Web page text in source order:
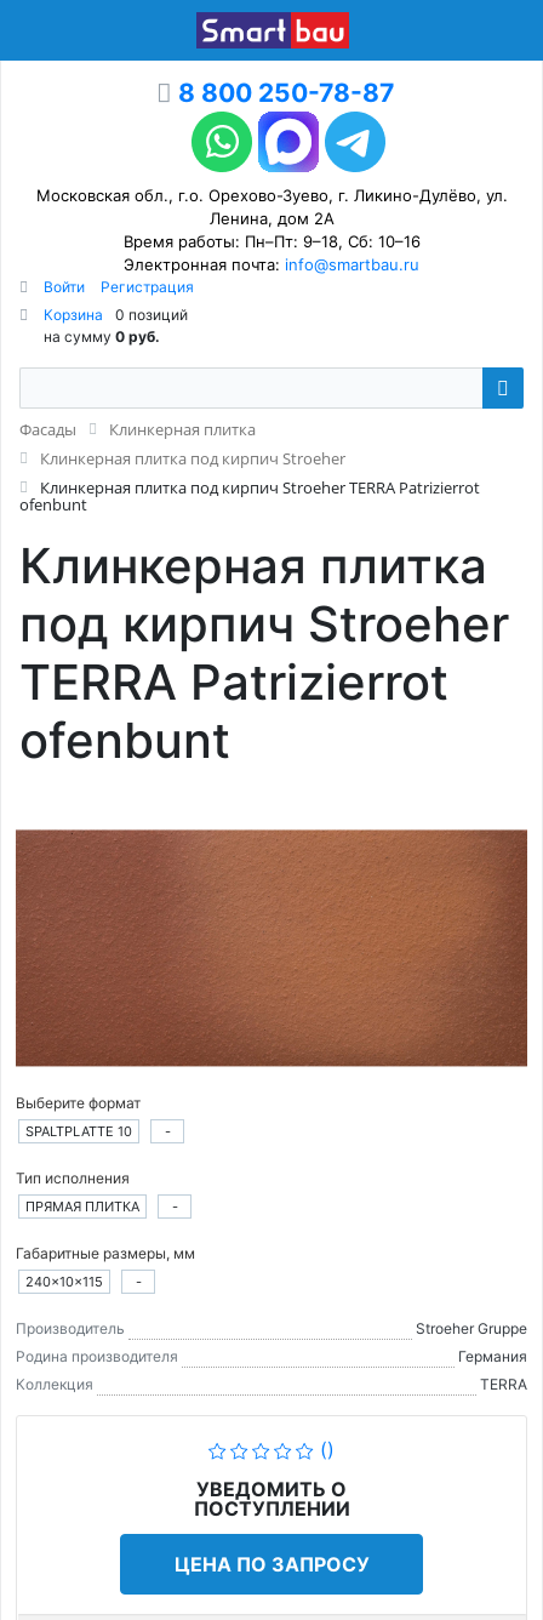
8 800 250-78-87
Московская обл., г.о. Орехово-Зуево, г. Ликино-Дулёво, ул.
Ленина, дом 2А
Время работы: Пн–Пт: 9–18, Сб: 10–16
Электронная почта: info@smartbau.ru
Войти
Регистрация
Корзина
0 позиций
на сумму 0 руб.
Фасады
Клинкерная плитка
Клинкерная плитка под кирпич Stroeher
Клинкерная плитка под кирпич Stroeher TERRA Patrizierrot
ofenbunt
Клинкерная плитка
под кирпич Stroeher
TERRA Patrizierrot
ofenbunt
Выберите формат
SPALTPLATTE 10 -
Тип исполнения
ПРЯМАЯ ПЛИТКА -
Габаритные размеры, мм
240×10×115 -
Производитель
Stroeher Gruppe
Родина производителя
Германия
Коллекция
TERRA
()
УВЕДОМИТЬ О
ПОСТУПЛЕНИИ
ЦЕНА ПО ЗАПРОСУ